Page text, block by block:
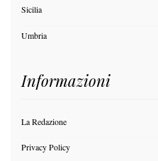
Sicilia
Umbria
Informazioni
La Redazione
Privacy Policy